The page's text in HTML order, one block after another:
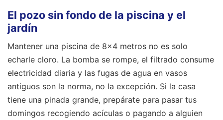
El pozo sin fondo de la piscina y el
jardín
Mantener una piscina de 8x4 metros no es solo
echarle cloro. La bomba se rompe, el filtrado consume
electricidad diaria y las fugas de agua en vasos
antiguos son la norma, no la excepción. Si la casa
tiene una pinada grande, prepárate para pasar tus
domingos recogiendo acículas o pagando a alguien